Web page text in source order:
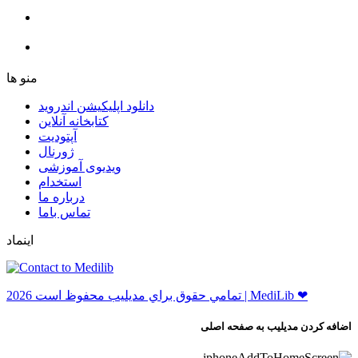
ﻣﻨﻮ ﻫﺎ
دانلود اپلیکیشن اندروید
ﮐﺘﺎﺑﺨﺎﻧﻪ ﺁﻧﻼﯾﻦ
ﺁﭘﺘﻮﺩﯾﺖ
ﮊﻭﺭﻧﺎﻝ
ویدیوی آموزشی
استخدام
درباره ما
ﺗﻤﺎﺱ ﺑﺎﻣﺎ
اینماد
ﺗﻤﺎﻣﻲ ﺣﻘﻮﻕ ﺑﺮاﻱ ﻣﺪﻳﻠﻴﺐ ﻣﺤﻔﻮﻅ اﺳﺖ 2026 | MediLib ❤
اضافه کردن مدیلیب به صفحه اصلی